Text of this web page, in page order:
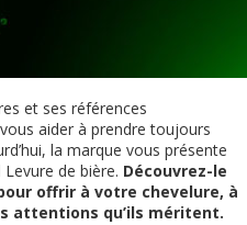
et ses références
aider à prendre toujours
la marque vous présente
de bière. Découvrez-le
offrir à votre chevelure, à
attentions qu’ils méritent.